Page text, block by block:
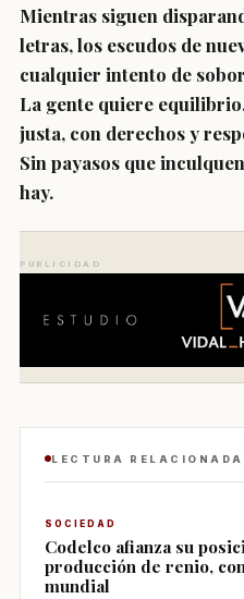
Mientras siguen
letras, los escudos de
cualquier intento de
La gente quiere
justa, con derechos y
Sin payasos que
hay.
PUBLICIDAD
LECTURA RELACIONADA
SOCIEDAD
Codelco afianza su
producción de renio,
mundial